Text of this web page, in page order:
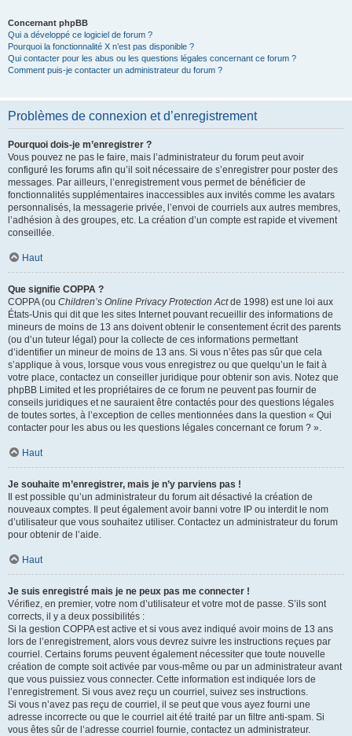
Concernant phpBB
Qui a développé ce logiciel de forum ?
Pourquoi la fonctionnalité X n’est pas disponible ?
Qui contacter pour les abus ou les questions légales concernant ce forum ?
Comment puis-je contacter un administrateur du forum ?
Problèmes de connexion et d’enregistrement
Pourquoi dois-je m’enregistrer ?
Vous pouvez ne pas le faire, mais l’administrateur du forum peut avoir
configuré les forums afin qu’il soit nécessaire de s’enregistrer pour poster des
messages. Par ailleurs, l’enregistrement vous permet de bénéficier de
fonctionnalités supplémentaires inaccessibles aux invités comme les avatars
personnalisés, la messagerie privée, l’envoi de courriels aux autres membres,
l’adhésion à des groupes, etc. La création d’un compte est rapide et vivement
conseillée.
Haut
Que signifie COPPA ?
COPPA (ou Children’s Online Privacy Protection Actde 1998) est une loi aux
États-Unis qui dit que les sites Internet pouvant recueillir des informations de
mineurs de moins de 13 ans doivent obtenir le consentement écrit des parents
(ou d’un tuteur légal) pour la collecte de ces informations permettant
d’identifier un mineur de moins de 13 ans. Si vous n’êtes pas sûr que cela
s’applique à vous, lorsque vous vous enregistrez ou que quelqu’un le fait à
votre place, contactez un conseiller juridique pour obtenir son avis. Notez que
phpBB Limited et les propriétaires de ce forum ne peuvent pas fournir de
conseils juridiques et ne sauraient être contactés pour des questions légales
de toutes sortes, à l’exception de celles mentionnées dans la question « Qui
contacter pour les abus ou les questions légales concernant ce forum ? ».
Haut
Je souhaite m’enregistrer, mais je n’y parviens pas !
Il est possible qu’un administrateur du forum ait désactivé la création de
nouveaux comptes. Il peut également avoir banni votre IP ou interdit le nom
d’utilisateur que vous souhaitez utiliser. Contactez un administrateur du forum
pour obtenir de l’aide.
Haut
Je suis enregistré mais je ne peux pas me connecter !
Vérifiez, en premier, votre nom d’utilisateur et votre mot de passe. S’ils sont
corrects, il y a deux possibilités :
Si la gestion COPPA est active et si vous avez indiqué avoir moins de 13 ans
lors de l’enregistrement, alors vous devrez suivre les instructions reçues par
courriel. Certains forums peuvent également nécessiter que toute nouvelle
création de compte soit activée par vous-même ou par un administrateur avant
que vous puissiez vous connecter. Cette information est indiquée lors de
l’enregistrement. Si vous avez reçu un courriel, suivez ses instructions.
Si vous n’avez pas reçu de courriel, il se peut que vous ayez fourni une
adresse incorrecte ou que le courriel ait été traité par un filtre anti-spam. Si
vous êtes sûr de l’adresse courriel fournie, contactez un administrateur.